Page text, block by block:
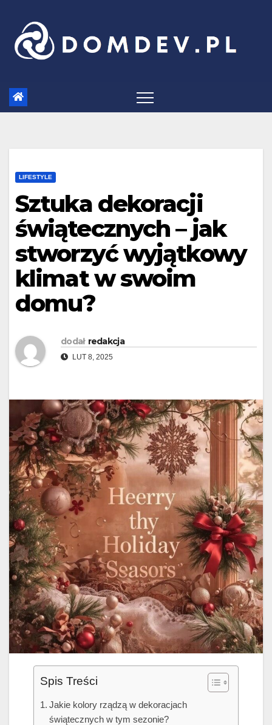
content
LIFESTYLE
Sztuka dekoracji
świątecznych – jak
stworzyć wyjątkowy
klimat w swoim
domu?
dodał redakcja
LUT 8, 2025
Spis Treści
Jakie kolory rządzą w dekoracjach
świątecznych w tym sezonie?